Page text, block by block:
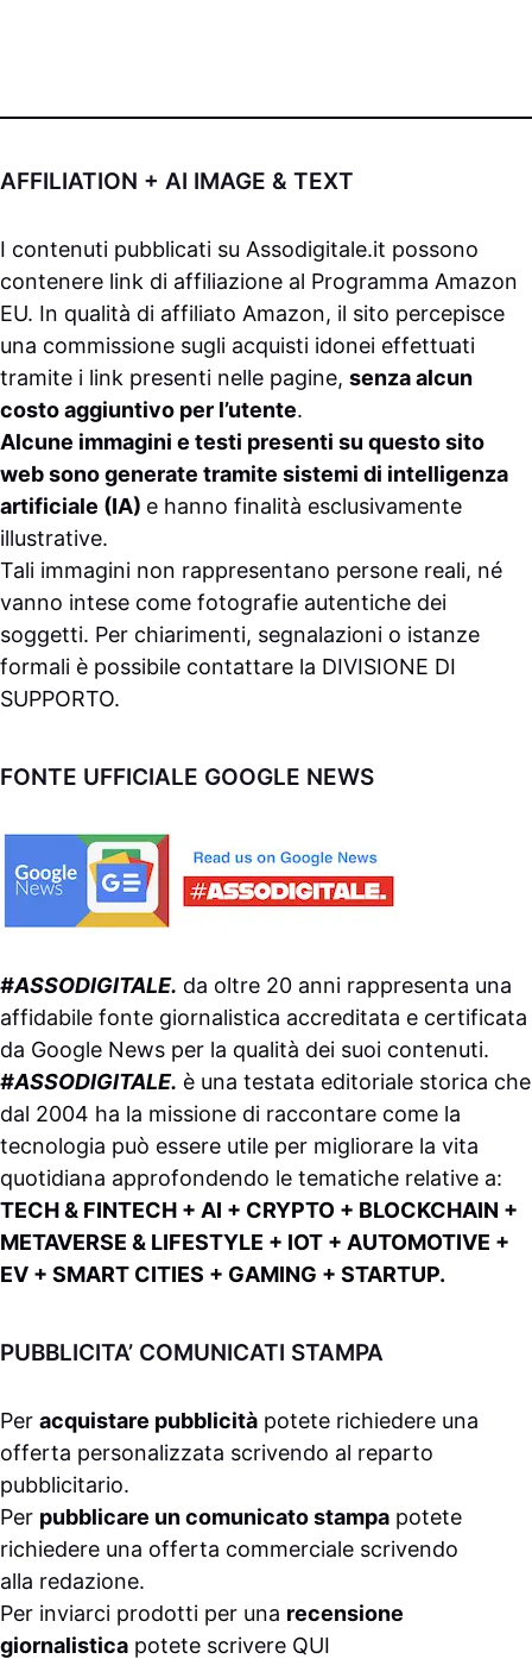
AFFILIATION + AI IMAGE & TEXT
I contenuti pubblicati su Assodigitale.it possono
contenere link di affiliazione al Programma Amazon
EU. In qualità di affiliato Amazon, il sito percepisce
una commissione sugli acquisti idonei effettuati
tramite i link presenti nelle pagine, senza alcun
costo aggiuntivo per l’utente.
Alcune immagini e testi presenti su questo sito
web sono generate tramite sistemi di intelligenza
artificiale (IA) e hanno finalità esclusivamente
illustrative.
Tali immagini non rappresentano persone reali, né
vanno intese come fotografie autentiche dei
soggetti. Per chiarimenti, segnalazioni o istanze
formali è possibile contattare la DIVISIONE DI
SUPPORTO.
FONTE UFFICIALE GOOGLE NEWS
#ASSODIGITALE. da oltre 20 anni rappresenta una
affidabile fonte giornalistica accreditata e certificata
da Google News per la qualità dei suoi contenuti.
#ASSODIGITALE. è una testata editoriale storica che
dal 2004 ha la missione di raccontare come la
tecnologia può essere utile per migliorare la vita
quotidiana approfondendo le tematiche relative a:
TECH & FINTECH + AI + CRYPTO + BLOCKCHAIN +
METAVERSE & LIFESTYLE + IOT + AUTOMOTIVE +
EV + SMART CITIES + GAMING + STARTUP.
PUBBLICITA’ COMUNICATI STAMPA
Per acquistare pubblicità potete richiedere una
offerta personalizzata scrivendo al reparto
pubblicitario.
Per pubblicare un comunicato stampa potete
richiedere una offerta commerciale scrivendo
alla redazione.
Per inviarci prodotti per una recensione
giornalistica potete scrivere QUI